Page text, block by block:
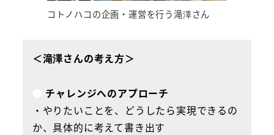
コトノハコの企画・運営を行う滝澤さん
＜滝澤さんの考え方＞
チャレンジへのアプローチ
・やりたいことを、どうしたら実現できるの
か、具体的に考えて書き出す